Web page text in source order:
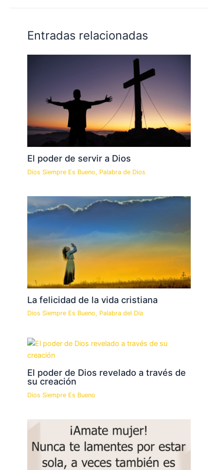
Entradas relacionadas
El poder de servir a Dios
Dios Siempre Es Bueno, Palabra de Dios
La felicidad de la vida cristiana
Dios Siempre Es Bueno, Palabra del Día
El poder de Dios revelado a través de
su creación
Dios Siempre Es Bueno